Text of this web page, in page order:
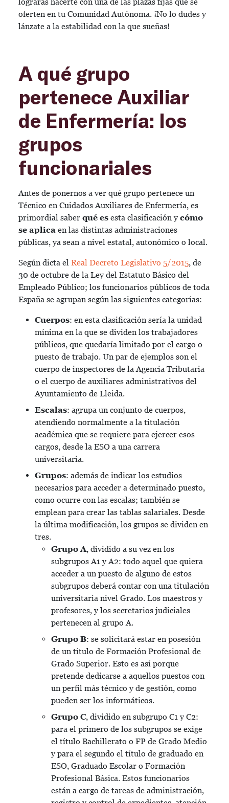
oferten en tu Comunidad Autónoma. ¡No lo dudes y
lánzate a la estabilidad con la que sueñas!
A qué grupo
pertenece Auxiliar
de Enfermería: los
grupos
funcionariales
Antes de ponernos a ver qué grupo pertenece un
Técnico en Cuidados Auxiliares de Enfermería, es
primordial saber qué es esta clasificación y cómo
se aplica en las distintas administraciones
públicas, ya sean a nivel estatal, autonómico o local.
Según dicta el Real Decreto Legislativo 5/2015, de
30 de octubre de la Ley del Estatuto Básico del
Empleado Público; los funcionarios públicos de toda
España se agrupan según las siguientes categorías:
Cuerpos: en esta clasificación sería la unidad
mínima en la que se dividen los trabajadores
públicos, que quedaría limitado por el cargo o
puesto de trabajo. Un par de ejemplos son el
cuerpo de inspectores de la Agencia Tributaria
o el cuerpo de auxiliares administrativos del
Ayuntamiento de Lleida.
Escalas: agrupa un conjunto de cuerpos,
atendiendo normalmente a la titulación
académica que se requiere para ejercer esos
cargos, desde la ESO a una carrera
universitaria.
Grupos: además de indicar los estudios
necesarios para acceder a determinado puesto,
como ocurre con las escalas; también se
emplean para crear las tablas salariales. Desde
la última modificación, los grupos se dividen en
tres.
Grupo A, dividido a su vez en los
subgrupos A1 y A2: todo aquel que quiera
acceder a un puesto de alguno de estos
subgrupos deberá contar con una titulación
universitaria nivel Grado. Los maestros y
profesores, y los secretarios judiciales
pertenecen al grupo A.
Grupo B: se solicitará estar en posesión
de un título de Formación Profesional de
Grado Superior. Esto es así porque
pretende dedicarse a aquellos puestos con
un perfil más técnico y de gestión, como
pueden ser los informáticos.
Grupo C, dividido en subgrupo C1 y C2:
para el primero de los subgrupos se exige
el título Bachillerato o FP de Grado Medio
y para el segundo el título de graduado en
ESO, Graduado Escolar o Formación
Profesional Básica. Estos funcionarios
están a cargo de tareas de administración,